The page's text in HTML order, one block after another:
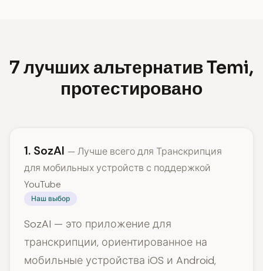
7 лучших альтернатив Temi,
протестировано
1. SozAI — Лучше всего для Транскрипция
для мобильных устройств с поддержкой
YouTube
Наш выбор
SozAI — это приложение для
транскрипции, ориентированное на
мобильные устройства iOS и Android,